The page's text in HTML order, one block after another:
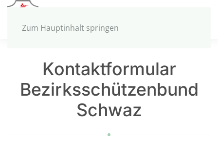
Zum Hauptinhalt springen
Kontaktformular
Bezirksschützenbund
Schwaz